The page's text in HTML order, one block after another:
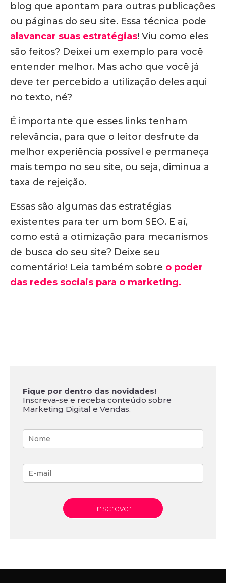
blog que apontam para outras publicações
ou páginas do seu site. Essa técnica pode
alavancar suas estratégias! Viu como eles
são feitos? Deixei um exemplo para você
entender melhor. Mas acho que você já
deve ter percebido a utilização deles aqui
no texto, né?
É importante que esses links tenham
relevância, para que o leitor desfrute da
melhor experiência possível e permaneça
mais tempo no seu site, ou seja, diminua a
taxa de rejeição.
Essas são algumas das estratégias
existentes para ter um bom SEO. E aí,
como está a otimização para mecanismos
de busca do seu site? Deixe seu
comentário! Leia também sobre o poder
das redes sociais para o marketing.
Fique por dentro das novidades!
Inscreva-se e receba conteúdo sobre
Marketing Digital e Vendas.
inscrever